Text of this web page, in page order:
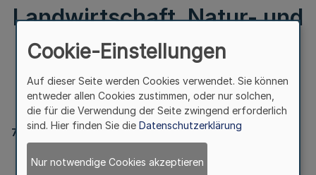
Landwirtschaft, Natur- und
Verbraucherschutz – II A 4
- 72.40.42 v. 12.11.2013
7861
Richtlinien zur Förderung
Cookie-Einstellungen
Auf dieser Seite werden Cookies verwendet. Sie können
entweder allen Cookies zustimmen, oder nur solchen,
die für die Verwendung der Seite zwingend erforderlich
sind. Hier finden Sie die Datenschutzerklärung
Nur notwendige Cookies akzeptieren